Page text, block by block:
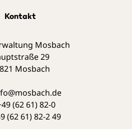
Kontakt
Mosbach
29
Mosbach
(62 61) 82-0
(62 61) 82-2 49